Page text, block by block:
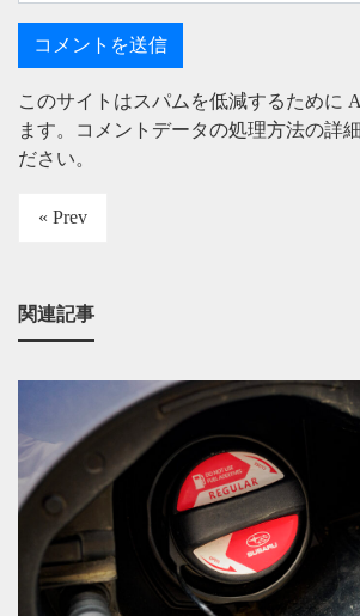
このサイトはスパムを低減するために
ます。
コメントデータの処理方法の詳
ださい。
« Prev
関連記事